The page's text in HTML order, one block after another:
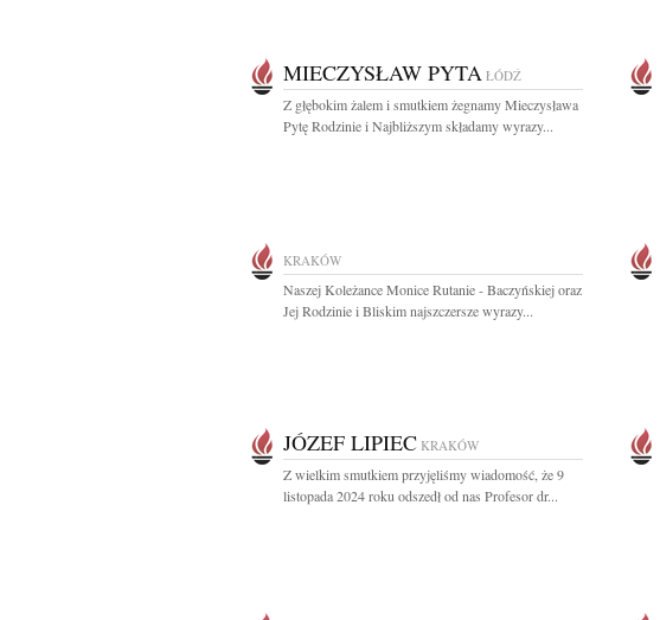
MIECZYSŁAW PYTA ŁÓDŹ
Z głębokim żalem i smutkiem żegnamy Mieczysława
Pytę Rodzinie i Najbliższym składamy wyrazy...
KRAKÓW
Naszej Koleżance Monice Rutanie - Baczyńskiej oraz
Jej Rodzinie i Bliskim najszczersze wyrazy...
JÓZEF LIPIEC KRAKÓW
Z wielkim smutkiem przyjęliśmy wiadomość, że 9
listopada 2024 roku odszedł od nas Profesor dr...